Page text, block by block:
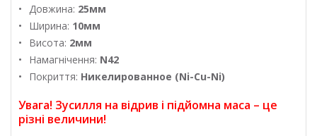
Довжина: 25мм
Ширина: 10мм
Висота: 2мм
Намагнічення: N42
Покриття: Никелированное (Ni-Cu-Ni)
Увага! Зусилля на відрив і підйомна маса – це
різні величини!